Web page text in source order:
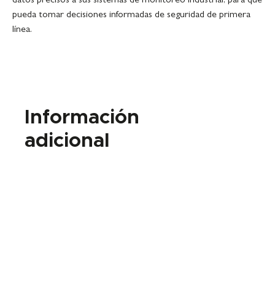
pueda tomar decisiones informadas de seguridad de primera
línea.
Información
adicional